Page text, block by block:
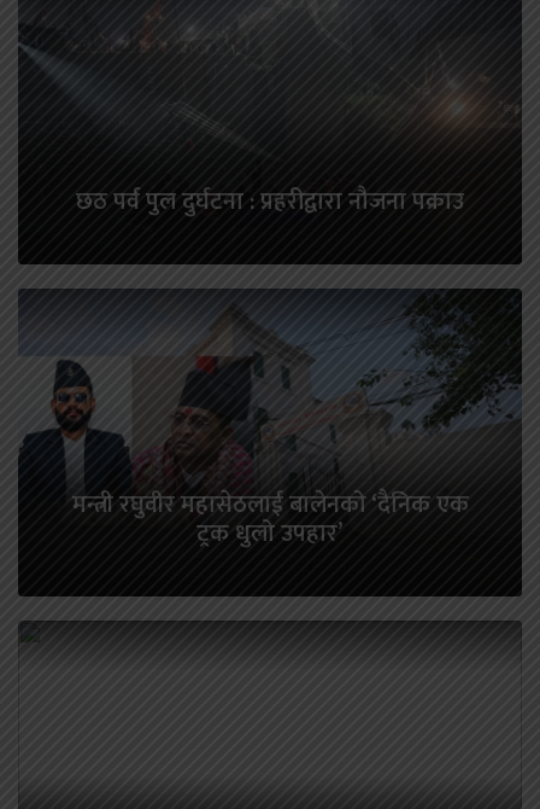
छठ पर्व पुल दुर्घटना : प्रहरीद्वारा नौजना पक्राउ
मन्त्री रघुवीर महासेठलाई बालेनको ‘दैनिक एक
ट्रक धुलो उपहार’